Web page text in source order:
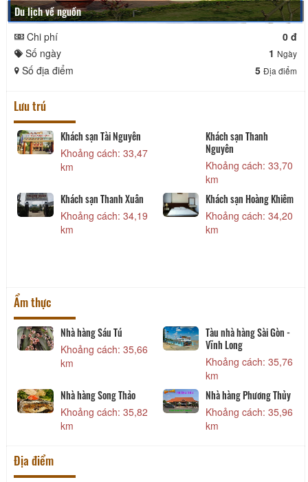
Du lịch về nguồn
Chi phí
0 đ
Số ngày
1 Ngày
Số địa điểm 5 Địa điểm
Lưu trú
Khách sạn Tài Nguyên
Khoảng cách: 33,47
km
Khách sạn Thanh
Nguyên
Khoảng cách: 33,70
km
Khách sạn Thanh Xuân
Khoảng cách: 34,19
km
Khách sạn Hoàng Khiêm
Khoảng cách: 34,20
km
Ẩm thực
Nhà hàng Sáu Tú
Khoảng cách: 35,66
km
Tàu nhà hàng Sài Gòn -
Vĩnh Long
Khoảng cách: 35,76
km
Nhà hàng Song Thảo
Khoảng cách: 35,82
km
Nhà hàng Phương Thủy
Khoảng cách: 35,96
km
Địa điểm